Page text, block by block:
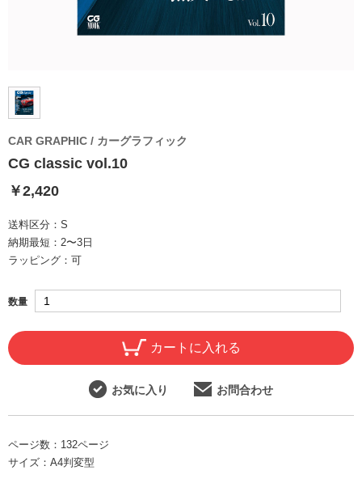
CAR GRAPHIC / カーグラフィック
CG classic vol.10
￥2,420
送料区分： S
納期最短： 2〜3日
ラッピング： 可
数量
カートに入れる
お気に入り お問合わせ
ページ数： 132ページ
サイズ： A4判変型